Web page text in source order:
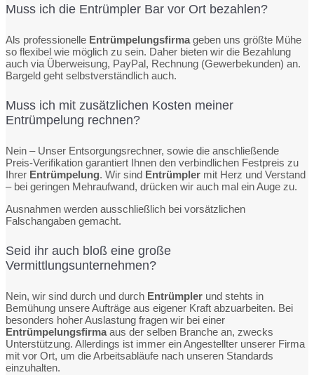
Muss ich die Entrümpler Bar vor Ort bezahlen?
Als professionelle Entrümpelungsfirmageben uns größte Mühe
so flexibel wie möglich zu sein. Daher bieten wir die Bezahlung
auch via Überweisung, PayPal, Rechnung (Gewerbekunden) an.
Bargeld geht selbstverständlich auch.
Muss ich mit zusätzlichen Kosten meiner
Entrümpelung rechnen?
Nein – Unser Entsorgungsrechner, sowie die anschließende
Preis-Verifikation garantiert Ihnen den verbindlichen Festpreis zu
Ihrer Entrümpelung. Wir sind Entrümpler mit Herz und Verstand
– bei geringen Mehraufwand, drücken wir auch mal ein Auge zu.
Ausnahmen werden ausschließlich bei vorsätzlichen
Falschangaben gemacht.
Seid ihr auch bloß eine große
Vermittlungsunternehmen?
Nein, wir sind durch und durch Entrümpler und stehts in
Bemühung unsere Aufträge aus eigener Kraft abzuarbeiten. Bei
besonders hoher Auslastung fragen wir bei einer
Entrümpelungsfirmaaus der selben Branche an, zwecks
Unterstützung. Allerdings ist immer ein Angestellter unserer Firma
mit vor Ort, um die Arbeitsabläufe nach unseren Standards
einzuhalten.